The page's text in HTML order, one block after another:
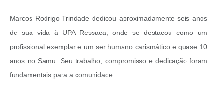
Marcos Rodrigo Trindade dedicou aproximadamente seis anos
de sua vida à UPA Ressaca, onde se destacou como um
profissional exemplar e um ser humano carismático e quase 10
anos no Samu. Seu trabalho, compromisso e dedicação foram
fundamentais para a comunidade.